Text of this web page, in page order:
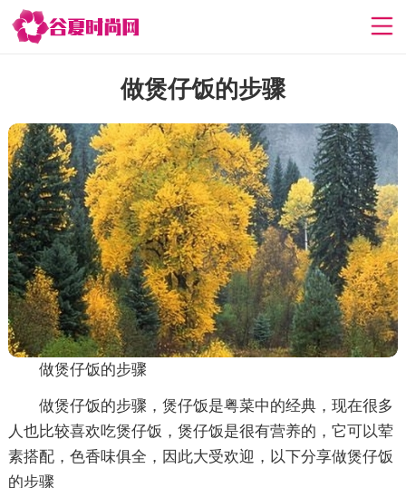
做煲仔饭的步骤
做煲仔饭的步骤
做煲仔饭的步骤，煲仔饭是粤菜中的经典，现在很多
人也比较喜欢吃煲仔饭，煲仔饭是很有营养的，它可以荤
素搭配，色香味俱全，因此大受欢迎，以下分享做煲仔饭
的步骤